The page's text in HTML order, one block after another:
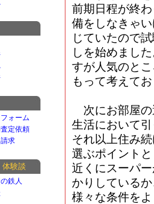
前期日程が終
備をしなきゃ
じていたので
しを始めまし
すが人気のと
もって考えて
次にお部屋の
生活において
それ以上住み
選ぶポイント
近くにスーパ
かりしている
様々な条件を
ォーム
定依頼
求
体験談
鉄人